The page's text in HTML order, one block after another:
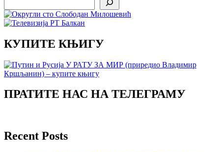
КУПИТЕ КЊИГУ
ПРАТИТЕ НАС НА ТЕЛЕГРАМУ
Recent Posts